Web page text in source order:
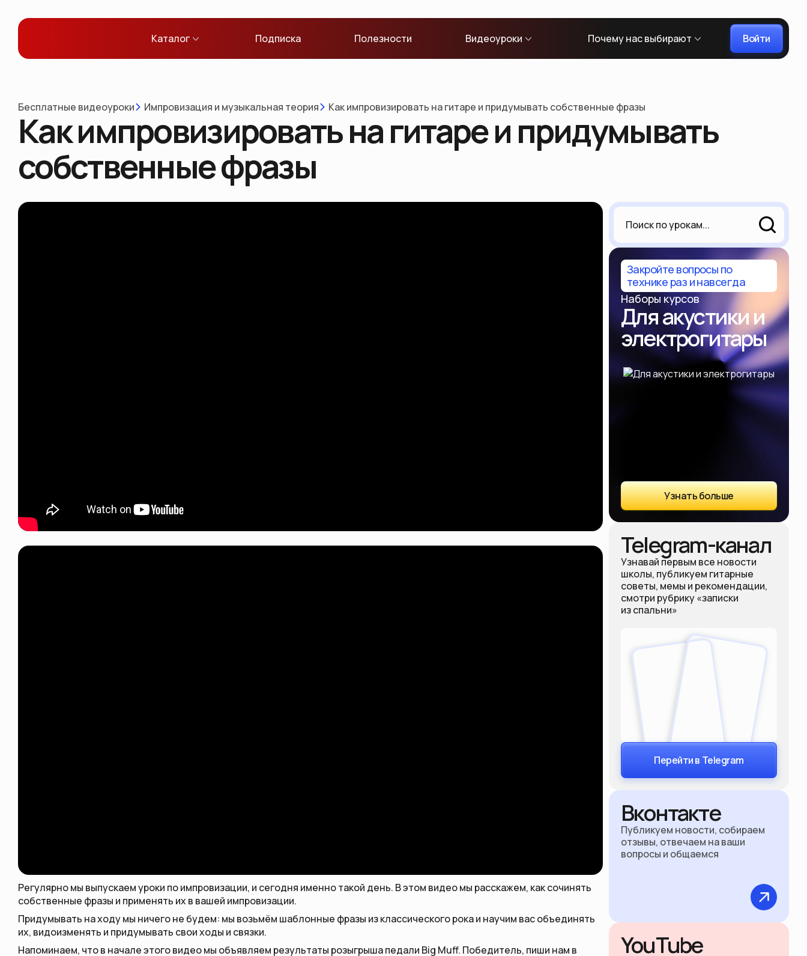
Каталог Подписка Полезности Видеоуроки Почему нас выбирают Войти
Бесплатные видеоуроки Импровизация и музыкальная теория Как импровизировать на гитаре и придумывать собственные фразы
Как импровизировать на гитаре и придумывать
собственные фразы
Регулярно мы выпускаем уроки по импровизации, и сегодня именно такой день. В этом видео мы расскажем, как сочинять
собственные фразы и применять их в вашей импровизации.
Придумывать на ходу мы ничего не будем: мы возьмём шаблонные фразы из классического рока и научим вас объединять
их, видоизменять и придумывать свои ходы и связки.
Напоминаем, что в начале этого видео мы объявляем результаты розыгрыша педали Big Muff. Победитель, пиши нам в
Закройте вопросы по
технике раз и навсегда
Наборы курсов
Для акустики и
электрогитары
Узнать больше
Telegram-канал
Узнавай первым все новости
школы, публикуем гитарные
советы, мемы и рекомендации,
смотри рубрику «записки
из спальни»
Перейти в Telegram
Вконтакте
Публикуем новости, собираем
отзывы, отвечаем на ваши
вопросы и общаемся
YouTube